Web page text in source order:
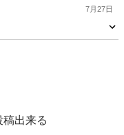
7月27日
出来る